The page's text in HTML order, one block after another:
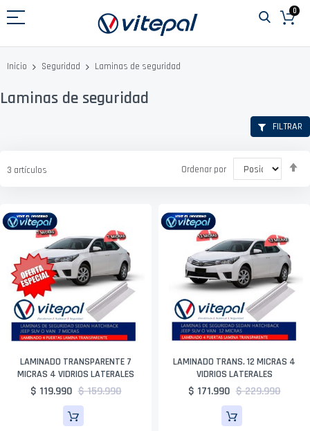
al
0
Inicio Seguridad Laminas de seguridad
Laminas de seguridad
3 artículos Ordenar por
LAMINADO TRANSPARENTE 7
MICRAS 4 VIDRIOS LATERALES
$ 119.990 $ 159.990
LAMINADO TRANS. 12 MICRAS 4
VIDRIOS LATERALES
$ 171.990 $ 229.990
FILTRAR